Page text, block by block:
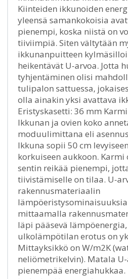
Kiinteiden ikkunoiden
yleensä samankokoisia
pienempi, koska niistä on
tiiviimpiä. Siten vältytään
ikkunanpuitteen
heikentävät U-arvoa. Jotta
tyhjentäminen olisi
tulipalon sattuessa,
olla ainakin yksi avattava
Eristyskasetti: 36 mm
Ikkunan ja ovien koko
moduulimittana eli
Ikkuna sopii 50 cm
korkuiseen aukkoon.
sentin reikää pienempi,
tiivistämiselle on tilaa. U-
rakennusmateriaalin
mittaamalla
läpi pääsevä
ulkolämpötilan erotus on
Mittayksikkö on W/m2K
neliömetrikelvin). Matala
pienempää